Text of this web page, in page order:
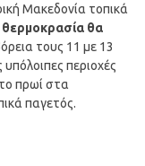
Μακεδονία τοπικά
θα
τους 11 με 13
περιοχές
πρωί στα
παγετός.